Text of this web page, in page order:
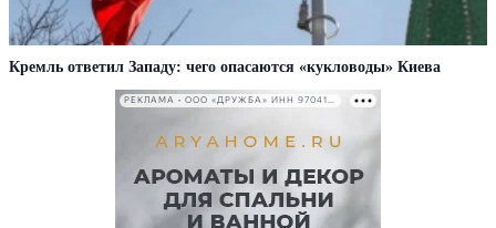
Кремль ответил Западу: чего опасаются «кукловоды» Киева
РЕКЛАМА • ООО «ДРУЖБА» ИНН 9704146411